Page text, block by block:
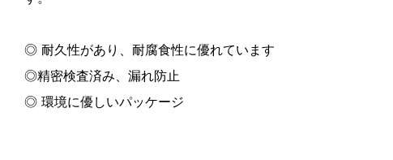
◎ 耐久性があり、耐腐食性に優れています
◎精密検査済み、漏れ防止
◎ 環境に優しいパッケージ